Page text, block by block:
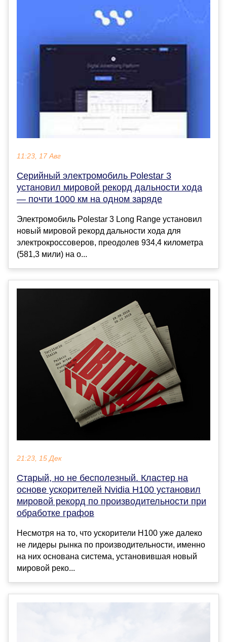
11:23, 17 Авг
Серийный электромобиль Polestar 3
установил мировой рекорд дальности хода
— почти 1000 км на одном заряде
Электромобиль Polestar 3 Long Range установил
новый мировой рекорд дальности хода для
электрокроссоверов, преодолев 934,4 километра
(581,3 мили) на о...
21:23, 15 Дек
Старый, но не бесполезный. Кластер на
основе ускорителей Nvidia H100 установил
мировой рекорд по производительности при
обработке графов
Несмотря на то, что ускорители H100 уже далеко
не лидеры рынка по производительности, именно
на них основана система, установившая новый
мировой реко...